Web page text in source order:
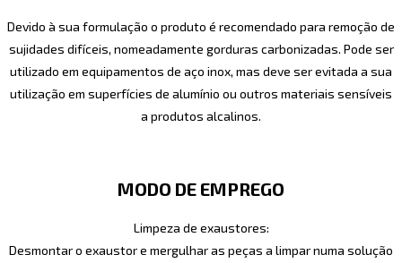
Devido à sua formulação o produto é recomendado para remoção de
sujidades difíceis, nomeadamente gorduras carbonizadas. Pode ser
utilizado em equipamentos de aço inox, mas deve ser evitada a sua
utilização em superfícies de alumínio ou outros materiais sensíveis
a produtos alcalinos.
MODO DE EMPREGO
Limpeza de exaustores:
Desmontar o exaustor e mergulhar as peças a limpar numa solução